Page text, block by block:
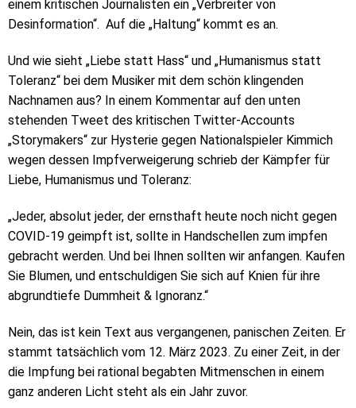
einem kritischen Journalisten ein „Verbreiter von
Desinformation“. Auf die „Haltung“ kommt es an.
Und wie sieht „Liebe statt Hass“ und „Humanismus statt
Toleranz“ bei dem Musiker mit dem schön klingenden
Nachnamen aus? In einem Kommentar auf den unten
stehenden Tweet des kritischen Twitter-Accounts
„Storymakers“ zur Hysterie gegen Nationalspieler Kimmich
wegen dessen Impfverweigerung schrieb der Kämpfer für
Liebe, Humanismus und Toleranz:
„Jeder, absolut jeder, der ernsthaft heute noch nicht gegen
COVID-19 geimpft ist, sollte in Handschellen zum impfen
gebracht werden. Und bei Ihnen sollten wir anfangen. Kaufen
Sie Blumen, und entschuldigen Sie sich auf Knien für ihre
abgrundtiefe Dummheit & Ignoranz.“
Nein, das ist kein Text aus vergangenen, panischen Zeiten. Er
stammt tatsächlich vom 12. März 2023. Zu einer Zeit, in der
die Impfung bei rational begabten Mitmenschen in einem
ganz anderen Licht steht als ein Jahr zuvor.